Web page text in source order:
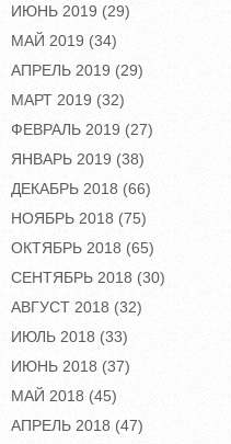
ИЮНЬ 2019 (29)
МАЙ 2019 (34)
АПРЕЛЬ 2019 (29)
МАРТ 2019 (32)
ФЕВРАЛЬ 2019 (27)
ЯНВАРЬ 2019 (38)
ДЕКАБРЬ 2018 (66)
НОЯБРЬ 2018 (75)
ОКТЯБРЬ 2018 (65)
СЕНТЯБРЬ 2018 (30)
АВГУСТ 2018 (32)
ИЮЛЬ 2018 (33)
ИЮНЬ 2018 (37)
МАЙ 2018 (45)
АПРЕЛЬ 2018 (47)